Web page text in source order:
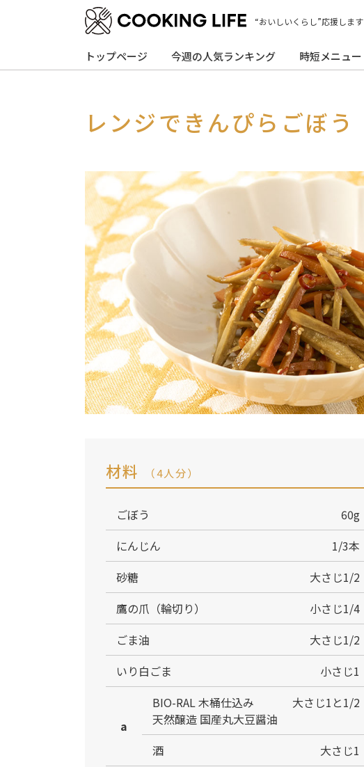
“おいしいくらし”応援します
トップページ 今週の人気ランキング 時短メニュー
レンジできんぴらごぼう
材料 （4人分）
ごぼう
60g
にんじん
1/3本
砂糖
大さじ1/2
鷹の爪（輪切り）
小さじ1/4
ごま油
大さじ1/2
いり白ごま
小さじ1
a
BIO-RAL 木桶仕込み
天然醸造 国産丸大豆醤油
大さじ1と1/2
酒 大さじ1